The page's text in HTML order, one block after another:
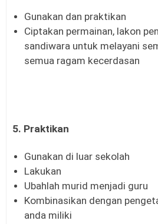
Gunakan dan praktikan
Ciptakan permainan, lakon
sandiwara untuk melayani
semua ragam kecerdasan
5. Praktikan
Gunakan di luar sekolah
Lakukan
Ubahlah murid menjadi guru
Kombinasikan dengan
anda miliki